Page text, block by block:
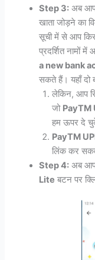
Step 3: अब
खाता जोड़ने का
सूची में से आप
प्रदर्शित नामों
a new bank
सकते हैं। यहाँ दो
लेकिन, आप
जो PayTM
हम ऊपर दे
PayTM
लिंक कर
Step 4: अब
Lite बटन पर